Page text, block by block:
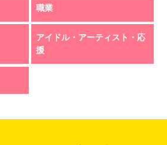
職業
アイドル・アーティスト・応
援